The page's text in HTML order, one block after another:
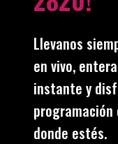
Llevanos
en vivo,
instante y
donde estés.